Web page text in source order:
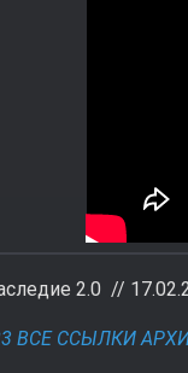
2.0 //
ВСЕ ССЫЛКИ